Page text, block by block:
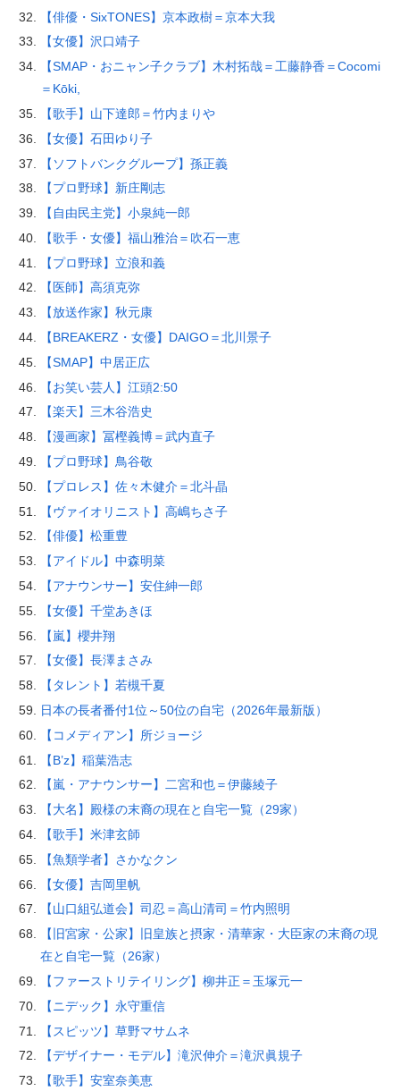
【俳優・SixTONES】京本政樹＝京本大我
【女優】沢口靖子
【SMAP・おニャン子クラブ】木村拓哉＝工藤静香＝Cocomi
＝Kōki,
【歌手】山下達郎＝竹内まりや
【女優】石田ゆり子
【ソフトバンクグループ】孫正義
【プロ野球】新庄剛志
【自由民主党】小泉純一郎
【歌手・女優】福山雅治＝吹石一恵
【プロ野球】立浪和義
【医師】高須克弥
【放送作家】秋元康
【BREAKERZ・女優】DAIGO＝北川景子
【SMAP】中居正広
【お笑い芸人】江頭2:50
【楽天】三木谷浩史
【漫画家】冨樫義博＝武内直子
【プロ野球】鳥谷敬
【プロレス】佐々木健介＝北斗晶
【ヴァイオリニスト】高嶋ちさ子
【俳優】松重豊
【アイドル】中森明菜
【アナウンサー】安住紳一郎
【女優】千堂あきほ
【嵐】櫻井翔
【女優】長澤まさみ
【タレント】若槻千夏
日本の長者番付1位～50位の自宅（2026年最新版）
【コメディアン】所ジョージ
【B’z】稲葉浩志
【嵐・アナウンサー】二宮和也＝伊藤綾子
【大名】殿様の末裔の現在と自宅一覧（29家）
【歌手】米津玄師
【魚類学者】さかなクン
【女優】吉岡里帆
【山口組弘道会】司忍＝高山清司＝竹内照明
【旧宮家・公家】旧皇族と摂家・清華家・大臣家の末裔の現
在と自宅一覧（26家）
【ファーストリテイリング】柳井正＝玉塚元一
【ニデック】永守重信
【スピッツ】草野マサムネ
【デザイナー・モデル】滝沢伸介＝滝沢眞規子
【歌手】安室奈美恵